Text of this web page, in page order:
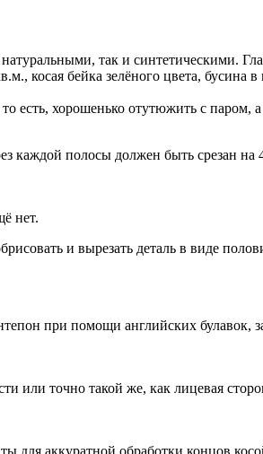
так и синтетическими.
косая бейка зелёного цвета, бусина
есть, хорошенько отутюжить с паром,
каждой полосы должен быть срезан на
нет.
и вырезать деталь в виде
при помощи английских булавок,
или точно такой же, как лицевая
для аккуратной обработки концов